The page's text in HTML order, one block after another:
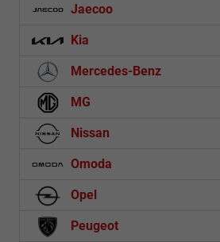
Jaecoo
Kia
Mercedes-Benz
MG
Nissan
Omoda
Opel
Peugeot